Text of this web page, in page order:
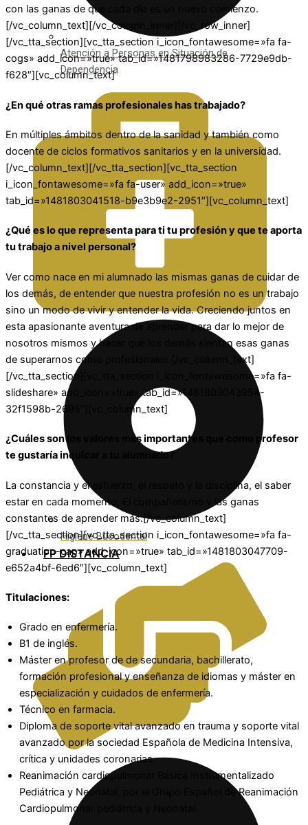
Atención a Personas en Situación de
Dependencia
Higiene Bucodental
FP DISTANCIA
con las ganas de que cada día es un nuevo comienzo.
[/vc_column_text][/vc_column_inner][/vc_row_inner]
[/vc_tta_section][vc_tta_section i_icon_fontawesome=»fa fa-
cogs» add_icon=»true» tab_id=»1481798983286-7729e9db-
f628″][vc_column_text]
¿En qué otras ramas profesionales has trabajado?
En múltiples ámbitos dentro de la sanidad y también como
docente de ciclos formativos sanitarios y en la universidad.
[/vc_column_text][/vc_tta_section][vc_tta_section
i_icon_fontawesome=»fa fa-user» add_icon=»true»
tab_id=»1481803041518-b9e3b9e2-2951″][vc_column_text]
¿Qué es lo que representa para ti tu profesión y que te aporta
tu trabajo a nivel personal?
Ver como nace en mi alumnado las mismas ganas de cuidar de
los demás, de entender que nuestra profesión no es un trabajo
sino un modo de vivir y entender la vida. Creciendo juntos en
esta apasionante aventura de aprender para dar lo mejor de
nosotros mismos y hacer que los demás sientan esas ganas
de superarnos como profesionales.[/vc_column_text]
[/vc_tta_section][vc_tta_section i_icon_fontawesome=»fa fa-
slideshare» add_icon=»true» tab_id=»1481803043954-
32f1598b-2695″][vc_column_text]
¿Cuáles son los valores más importantes que como profesor
te gustaría inculcar a tu alumnado?
La constancia y el esfuerzo, el respeto y la disciplina, el saber
estar en cada momento. El compañerismo y las ganas
constantes de aprender más.[/vc_column_text]
[/vc_tta_section][vc_tta_section i_icon_fontawesome=»fa fa-
graduation-cap» add_icon=»true» tab_id=»1481803047709-
e652a4bf-6ed6″][vc_column_text]
Titulaciones:
Grado en enfermería.
B1 de inglés.
Máster en profesor de de secundaria, bachillerato,
formación profesional y enseñanza de idiomas y máster en
especialización y cuidados de enfermería.
Técnico en farmacia.
Diploma de soporte vital avanzado en trauma y soporte vital
avanzado por la sociedad Española de Medicina Intensiva,
crítica y unidades coronarias.
Reanimación cardiopulmonar Básica Instrumentalizado
Pediátrica y Neonatal, por el Grupo Español de Reanimación
Cardiopulmonar pediátrica y Neonatal.